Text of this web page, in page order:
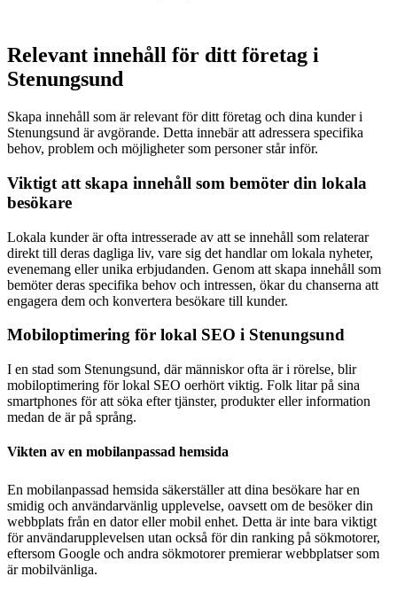
Relevant innehåll för ditt företag i
Stenungsund
Skapa innehåll som är relevant för ditt företag och dina kunder i
Stenungsund är avgörande. Detta innebär att adressera specifika
behov, problem och möjligheter som personer står inför.
Viktigt att skapa innehåll som bemöter din lokala
besökare
Lokala kunder är ofta intresserade av att se innehåll som relaterar
direkt till deras dagliga liv, vare sig det handlar om lokala nyheter,
evenemang eller unika erbjudanden. Genom att skapa innehåll som
bemöter deras specifika behov och intressen, ökar du chanserna att
engagera dem och konvertera besökare till kunder.
Mobiloptimering för lokal SEO i Stenungsund
I en stad som Stenungsund, där människor ofta är i rörelse, blir
mobiloptimering för lokal SEO oerhört viktig. Folk litar på sina
smartphones för att söka efter tjänster, produkter eller information
medan de är på språng.
Vikten av en mobilanpassad hemsida
En mobilanpassad hemsida säkerställer att dina besökare har en
smidig och användarvänlig upplevelse, oavsett om de besöker din
webbplats från en dator eller mobil enhet. Detta är inte bara viktigt
för användarupplevelsen utan också för din ranking på sökmotorer,
eftersom Google och andra sökmotorer premierar webbplatser som
är mobilvänliga.